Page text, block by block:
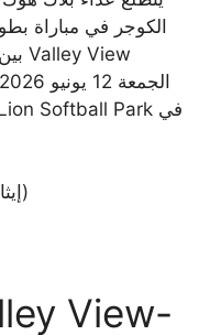
الكوجر في مباراة
(إيثان موريسون، بيفر كاونتي تايمز)